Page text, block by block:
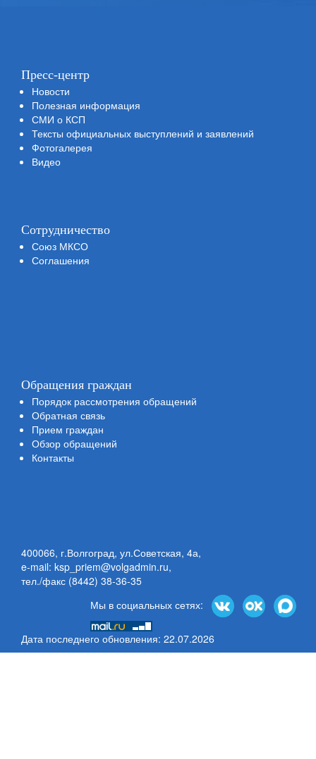
Пресс-центр
Новости
Полезная информация
СМИ о КСП
Тексты официальных выступлений и заявлений
Фотогалерея
Видео
Сотрудничество
Союз МКСО
Соглашения
Обращения граждан
Порядок рассмотрения обращений
Обратная связь
Прием граждан
Обзор обращений
Контакты
400066, г.Волгоград, ул.Советская, 4а,
e-mail: ksp_priem@volgadmin.ru,
тел./факс (8442) 38-36-35
Мы в социальных сетях:
Дата последнего обновления: 22.07.2026